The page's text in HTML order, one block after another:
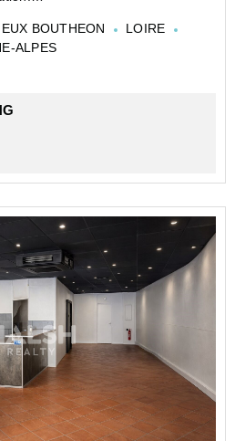
Deux lots divisibles
BOUTHEON
LOIRE
ALPES